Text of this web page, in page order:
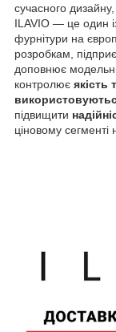
сучасного
ILAVIO — це один
фурнітури на
розробкам,
доповнює
контролює якість
підвищити
ціновому сегменті